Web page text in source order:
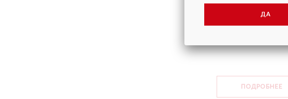
Грузоподъемность
ПОДРОБНЕЕ
ДА